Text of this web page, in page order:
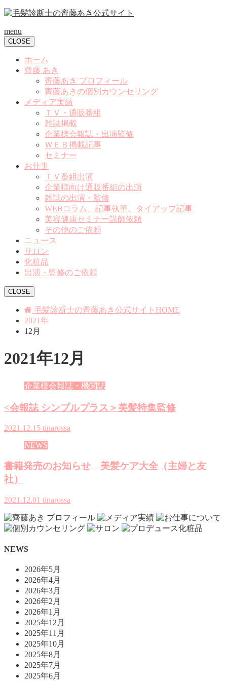
menu
CLOSE
ホーム
齊藤 あき
齊藤あき プロフィール
齊藤あきの個別カウンセリング
メディア実績
ＴＶ・通販番組
雑誌掲載
企業様会報誌・出演監修
ＷＥＢ掲載記事
セミナー
お仕事
ＴＶ番組出演
企業様向け通販番組の出演
雑誌の出演・監修
WEBコラム、記事執筆、タイアップ記事
美容健康セミナー講師依頼
その他のご依頼
ニュース
サロン
化粧品
出演・監修のご依頼
CLOSE
毛髪診断士の齊藤あき公式サイトHOME
2021年
12月
2021年12月
企業様会報誌・機関誌
<会報誌 シンプルプラス＞美髪特集監修
2021.12.15 tinarossa
NEWS
書籍発売のお知らせ 美髪ケア大全（主婦と友
社）
2021.12.01 tinarossa
NEWS
2026年5月
2026年4月
2026年3月
2026年2月
2026年1月
2025年12月
2025年11月
2025年10月
2025年8月
2025年7月
2025年6月